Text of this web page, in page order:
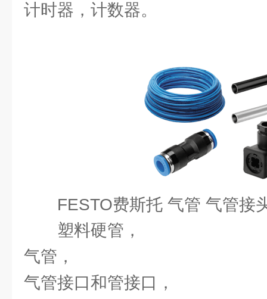
计时器，计数器。
FESTO费斯托 气管 气管接
塑料硬管，
气管，
气管接口和管接口，